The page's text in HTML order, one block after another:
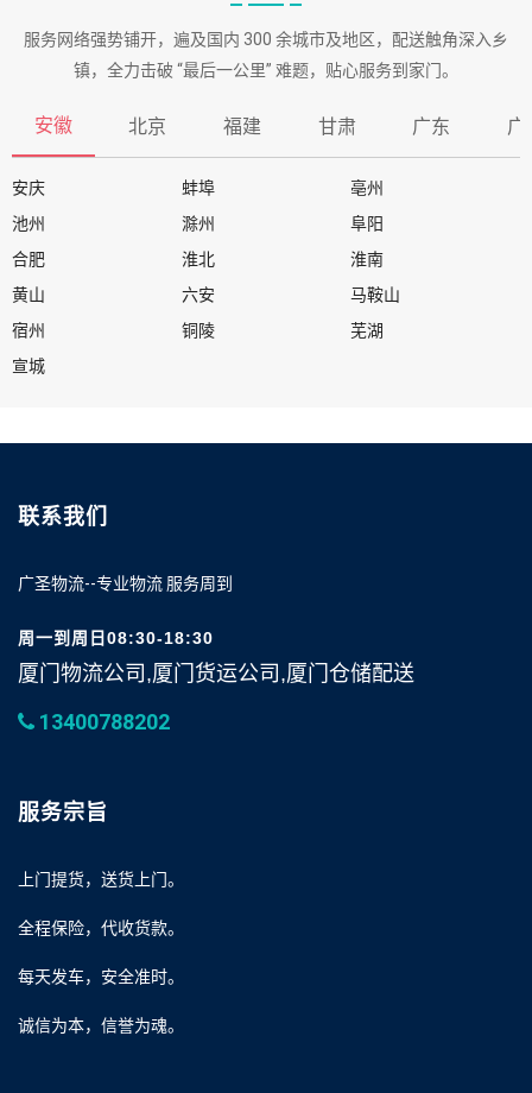
服务网络强势铺开，遍及国内 300 余城市及地区，配送触角深入乡
镇，全力击破 “最后一公里” 难题，贴心服务到家门。
安徽 北京 福建 甘肃 广东 广
安庆 蚌埠
亳州
池州
滁州
阜阳
合肥
淮北
淮南
黄山
六安
马鞍山
宿州
铜陵
芜湖
宣城
联系我们
广圣物流--专业物流 服务周到
周一到周日08:30-18:30
厦门物流公司,厦门货运公司,厦门仓储配送
13400788202
服务宗旨
上门提货，送货上门。
全程保险，代收货款。
每天发车，安全准时。
诚信为本，信誉为魂。